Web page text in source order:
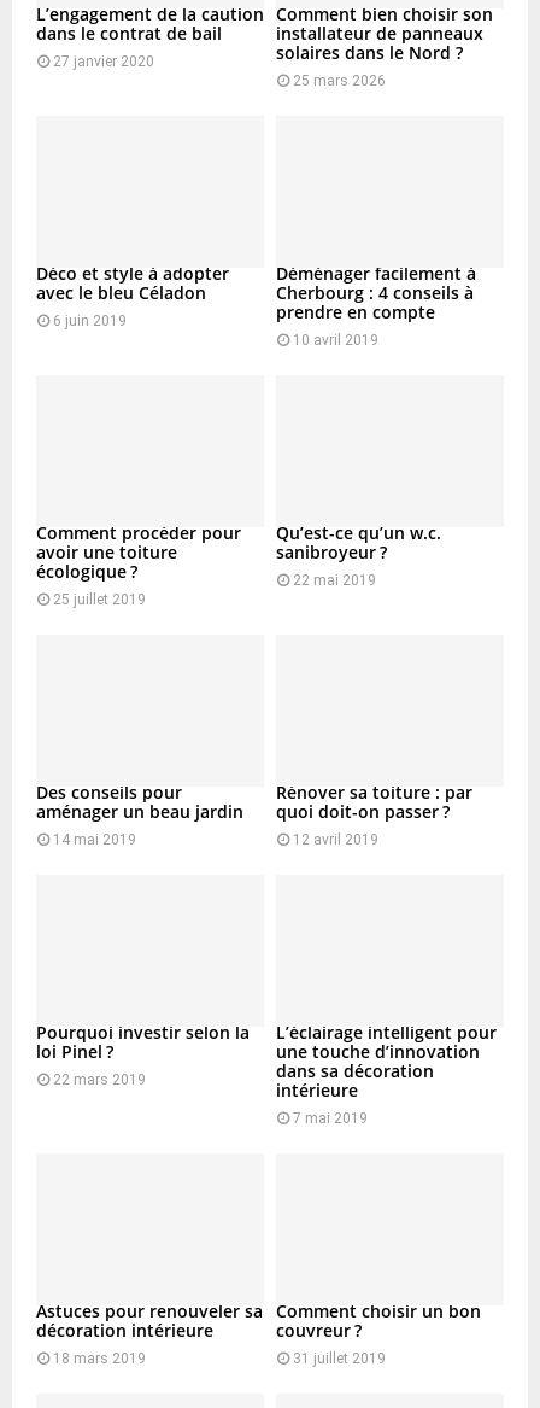
L’engagement de la caution
dans le contrat de bail
27 janvier 2020
Comment bien choisir son
installateur de panneaux
solaires dans le Nord ?
25 mars 2026
Déco et style à adopter
avec le bleu Céladon
6 juin 2019
Déménager facilement à
Cherbourg : 4 conseils à
prendre en compte
10 avril 2019
Comment procéder pour
avoir une toiture
écologique ?
25 juillet 2019
Qu’est-ce qu’un w.c.
sanibroyeur ?
22 mai 2019
Des conseils pour
aménager un beau jardin
14 mai 2019
Rénover sa toiture : par
quoi doit-on passer ?
12 avril 2019
Pourquoi investir selon la
loi Pinel ?
22 mars 2019
L’éclairage intelligent pour
une touche d’innovation
dans sa décoration
intérieure
7 mai 2019
Astuces pour renouveler sa
décoration intérieure
18 mars 2019
Comment choisir un bon
couvreur ?
31 juillet 2019